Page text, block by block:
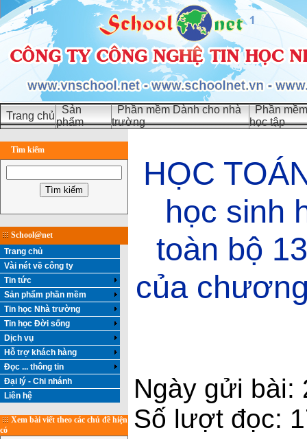
Trang chủ
Sản
phẩm
Phần mềm Dành cho nhà
trường
Phần
học tập
Tìm kiếm
School@net
Trang chủ
Vài nét về công ty
Tin tức
Sản phẩm phần mềm
Tin học Nhà trường
Tin học Đời sống
Dịch vụ
Hỗ trợ khách hàng
Đọc ... thông tin
Đại lý - Chi nhánh
Liên hệ
Xem bài viết theo các chủ đề hiện
có
HỌC
học sinh
toàn bộ
của
Ngày gửi bài:
Số lượt đọc: